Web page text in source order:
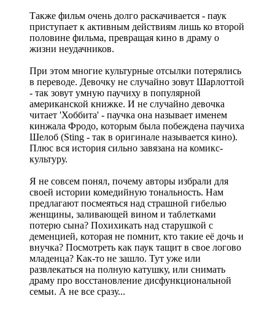
Также фильм очень долго раскачивается - паук
приступает к активным действиям лишь ко второй
половине фильма, превращая кино в драму о
жизни неудачников.
При этом многие культурные отсылки потерялись
в переводе. Девочку не случайно зовут Шарлоттой
- так зовут умную паучиху в популярной
американской книжке. И не случайно девочка
читает 'Хоббита' - паучка она называет именем
кинжала Фродо, которым была побеждена паучиха
Шелоб (Sting - так в оригинале называется кино).
Плюс вся история сильно завязана на комикс-
культуру.
Я не совсем понял, почему авторы избрали для
своей истории комедийную тональность. Нам
предлагают посмеяться над страшной гибелью
женщины, заливающей вином и таблетками
потерю сына? Похихикать над старушкой с
деменцией, которая не помнит, кто такие её дочь и
внучка? Посмотреть как паук тащит в свое логово
младенца? Как-то не зашло. Тут уже или
развлекаться на полную катушку, или снимать
драму про восстановление дисфункциональной
семьи. А не все сразу...